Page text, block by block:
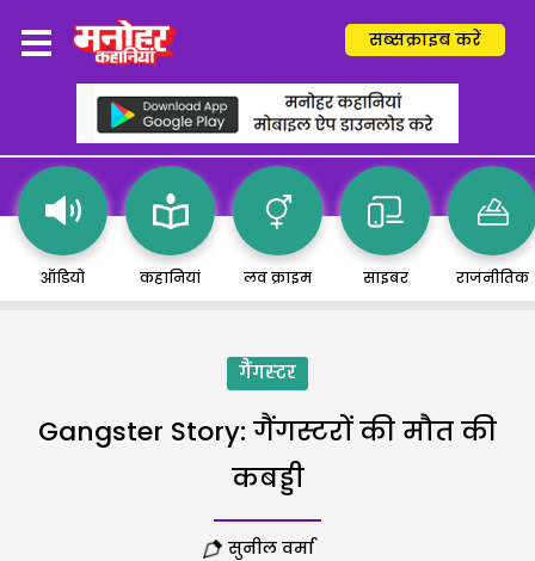
सब्सक्राइब करें
ऑडियो कहानियां लव क्राइम साइबर राजनीतिक
गैंगस्टर
Gangster Story: गैंगस्टरों की मौत की
कबड्डी
सुनील वर्मा